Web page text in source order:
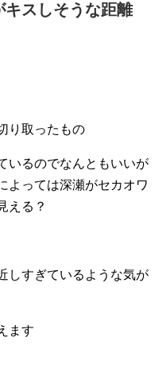
キスしそうな距離
り取ったもの
いるのでなんともいいが
よっては深瀬がセカオワ
える？
しすぎているような気が
ます